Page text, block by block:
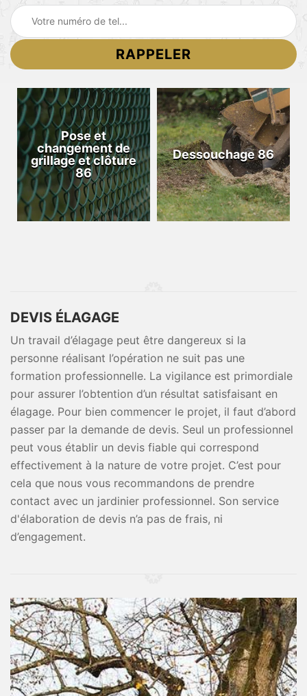
Pose et
changement de
grillage et clôture
86
Dessouchage 86
DEVIS ÉLAGAGE
Un travail d’élagage peut être dangereux si la
personne réalisant l’opération ne suit pas une
formation professionnelle. La vigilance est primordiale
pour assurer l’obtention d’un résultat satisfaisant en
élagage. Pour bien commencer le projet, il faut d’abord
passer par la demande de devis. Seul un professionnel
peut vous établir un devis fiable qui correspond
effectivement à la nature de votre projet. C’est pour
cela que nous vous recommandons de prendre
contact avec un jardinier professionnel. Son service
d'élaboration de devis n’a pas de frais, ni
d’engagement.